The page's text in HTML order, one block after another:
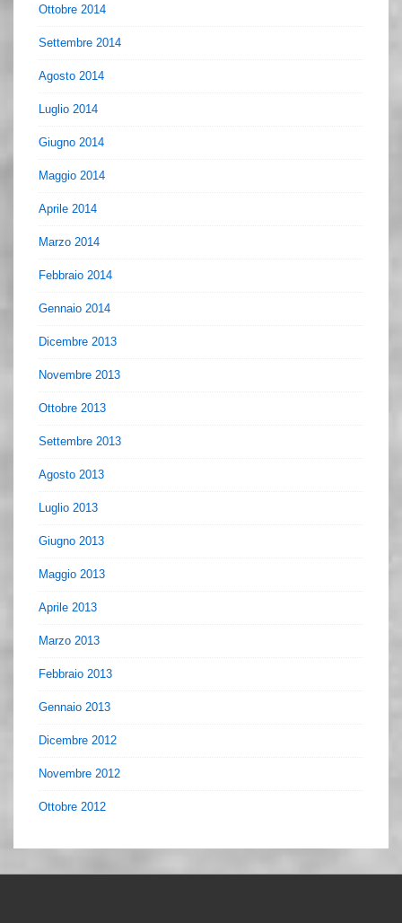
Ottobre 2014
Settembre 2014
Agosto 2014
Luglio 2014
Giugno 2014
Maggio 2014
Aprile 2014
Marzo 2014
Febbraio 2014
Gennaio 2014
Dicembre 2013
Novembre 2013
Ottobre 2013
Settembre 2013
Agosto 2013
Luglio 2013
Giugno 2013
Maggio 2013
Aprile 2013
Marzo 2013
Febbraio 2013
Gennaio 2013
Dicembre 2012
Novembre 2012
Ottobre 2012